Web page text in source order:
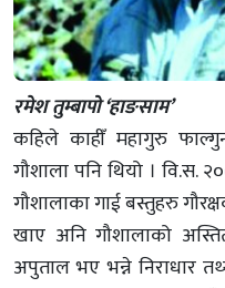
रमेश तुम्बापो ‘हाङसाम’
कहिले काहीँ महागुरु
गौशाला पनि थियो । वि.स.
गौशालाका गाई बस्तुहरु
खाए अनि गौशालाको
अपुताल भए भन्ने निराधार